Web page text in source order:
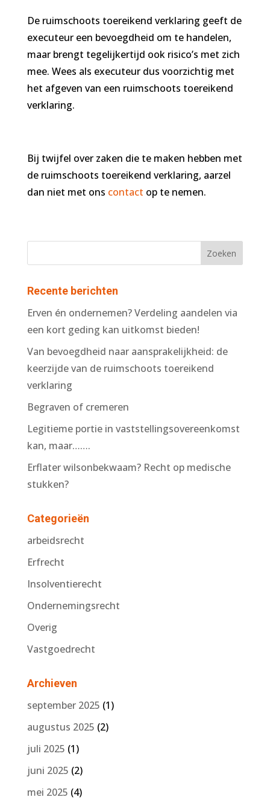
De ruimschoots toereikend verklaring geeft de
executeur een bevoegdheid om te handelen,
maar brengt tegelijkertijd ook risico’s met zich
mee. Wees als executeur dus voorzichtig met
het afgeven van een ruimschoots toereikend
verklaring.
Bij twijfel over zaken die te maken hebben met
de ruimschoots toereikend verklaring, aarzel
dan niet met ons contact op te nemen.
Recente berichten
Erven én ondernemen? Verdeling aandelen via
een kort geding kan uitkomst bieden!
Van bevoegdheid naar aansprakelijkheid: de
keerzijde van de ruimschoots toereikend
verklaring
Begraven of cremeren
Legitieme portie in vaststellingsovereenkomst
kan, maar…….
Erflater wilsonbekwaam? Recht op medische
stukken?
Categorieën
arbeidsrecht
Erfrecht
Insolventierecht
Ondernemingsrecht
Overig
Vastgoedrecht
Archieven
september 2025 (1)
augustus 2025 (2)
juli 2025 (1)
juni 2025 (2)
mei 2025 (4)